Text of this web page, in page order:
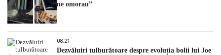
ne omorau”
08:21
Dezvăluiri tulburătoare despre evoluția bolii lui Joe